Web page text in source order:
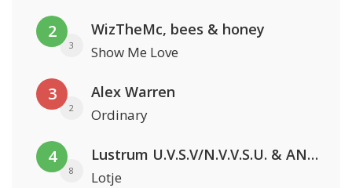
2
3
WizTheMc, bees & honey
Show Me Love
3
2
Alex Warren
Ordinary
4
8
Lustrum U.V.S.V/N.V.V.S.U. & ANNO ONS & Jopke van Dobbenburgh & Roeland Beelen
Lotje